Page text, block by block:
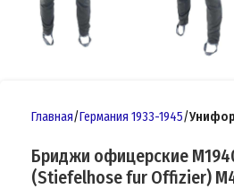
Главная Германия 1933-1945
Бриджи офицерские
(Stiefelhose fur Offizier)